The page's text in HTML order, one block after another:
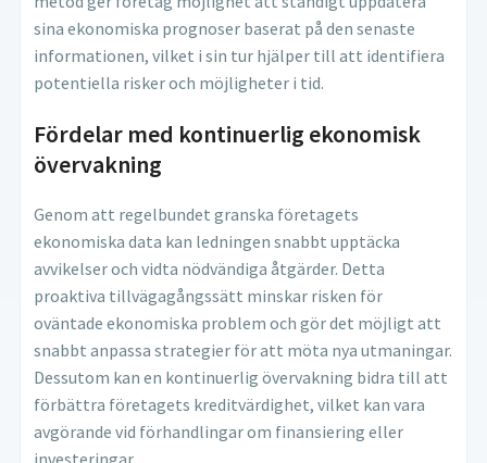
sina ekonomiska prognoser baserat på den senaste
informationen, vilket i sin tur hjälper till att identifiera
potentiella risker och möjligheter i tid.
Fördelar med kontinuerlig ekonomisk
övervakning
Genom att regelbundet granska företagets
ekonomiska data kan ledningen snabbt upptäcka
avvikelser och vidta nödvändiga åtgärder. Detta
proaktiva tillvägagångssätt minskar risken för
oväntade ekonomiska problem och gör det möjligt att
snabbt anpassa strategier för att möta nya utmaningar.
Dessutom kan en kontinuerlig övervakning bidra till att
förbättra företagets kreditvärdighet, vilket kan vara
avgörande vid förhandlingar om finansiering eller
investeringar.